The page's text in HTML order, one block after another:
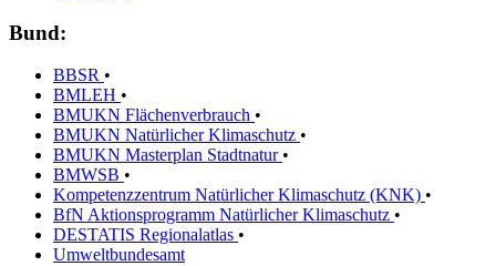
Bund:
BBSR •
BMLEH •
BMUKN Flächenverbrauch •
BMUKN Natürlicher Klimaschutz •
BMUKN Masterplan Stadtnatur •
BMWSB •
Kompetenzzentrum Natürlicher Klimaschutz (KNK) •
BfN Aktionsprogramm Natürlicher Klimaschutz •
DESTATIS Regionalatlas •
Umweltbundesamt